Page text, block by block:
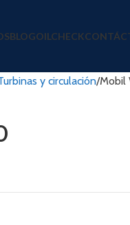
BLOGOILCHECK
y circulación Mobil